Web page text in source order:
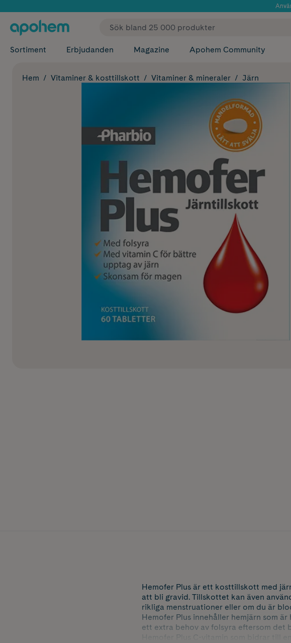
✓ Fri frakt
Sortiment Erbjudanden Magazine Apohem Community
Hem Vitaminer & kosttillskott Vitaminer & mineraler Järn
Hemofer Plus är ett kosttillskott med
att bli gravid. Tillskottet kan även
rikliga menstruationer eller om du är
Hemofer Plus innehåller hemjärn som
ett extra behov av folsyra eftersom det
Hemofer Plus C-vitamin som bidrar till